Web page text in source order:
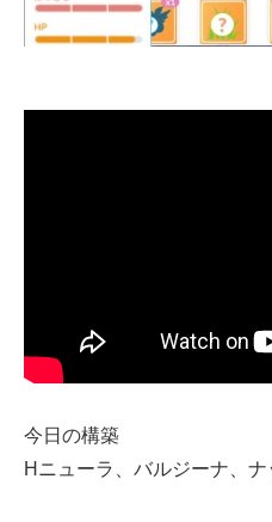
今日の構築
Hニューラ、バルジーナ、ナ